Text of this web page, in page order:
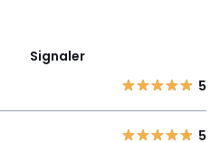
Signaler
5
5